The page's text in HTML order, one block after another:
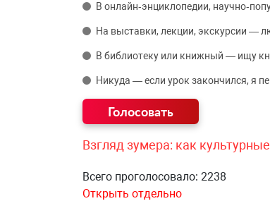
В онлайн‑энциклопедии,
На выставки, лекции, экскурсии —
В библиотеку или книжный — ищу
Никуда — если урок закончился, я
Взгляд зумера: как
Всего проголосовало: 2238
Открыть отдельно